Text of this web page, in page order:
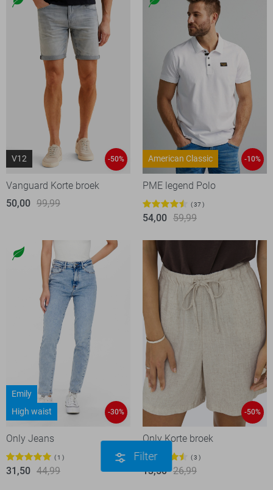
V12 -50%
Vanguard Korte broek
50,00 99,99
American Classic -10%
PME legend Polo
37
54,00 59,99
Emily
High waist
-30%
Only Jeans
1
31,50 44,99
-50%
Only Korte broek
3
13,50 26,99
Filter